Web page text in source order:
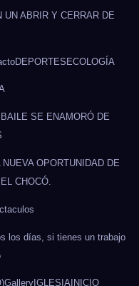
ABRIR Y CERRAR DE
DEPORTESECOLOGÍA
SE ENAMORÓ DE
OPORTUNIDAD DE
CHOCÓ.
los días, si tienes un trabajo
GalleryIGLESIAINICIO